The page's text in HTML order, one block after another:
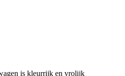
is kleurrijk en vrolijk